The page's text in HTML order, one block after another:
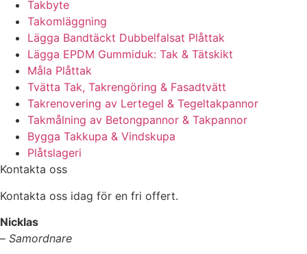
Takbyte
Takomläggning
Lägga Bandtäckt Dubbelfalsat Plåttak
Lägga EPDM Gummiduk: Tak & Tätskikt
Måla Plåttak
Tvätta Tak, Takrengöring & Fasadtvätt
Takrenovering av Lertegel & Tegeltakpannor
Takmålning av Betongpannor & Takpannor
Bygga Takkupa & Vindskupa
Plåtslageri
Kontakta oss
Kontakta oss idag för en fri offert.
Nicklas
– Samordnare